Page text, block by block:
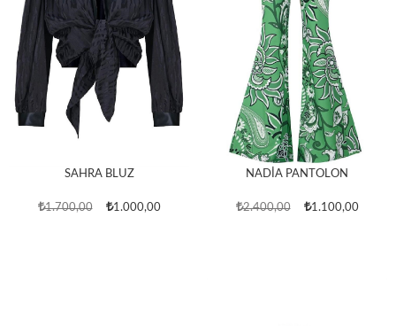
SAHRA BLUZ
1.700,00 1.000,00
NADİA PANTOLON
2.400,00 1.100,00